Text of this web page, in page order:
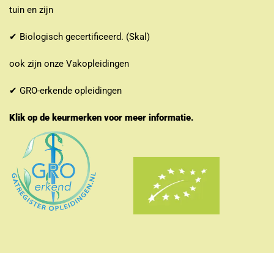
tuin en zijn
✔ Biologisch gecertificeerd. (Skal)
ook zijn onze Vakopleidingen
✔ GRO-erkende opleidingen
Klik op de keurmerken voor meer informatie.